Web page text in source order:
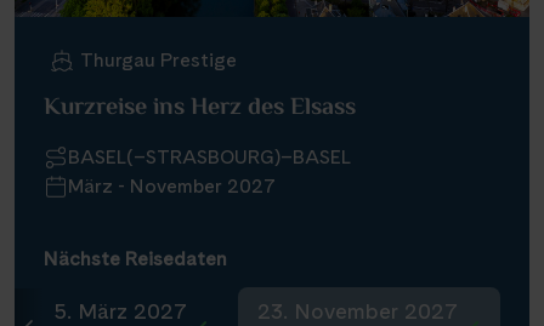
Thurgau Prestige
Kurzreise ins Herz des Elsass
BASEL(–STRASBOURG)–BASEL
März - November 2027
Nächste Reisedaten
5. März 2027
23. November 2027